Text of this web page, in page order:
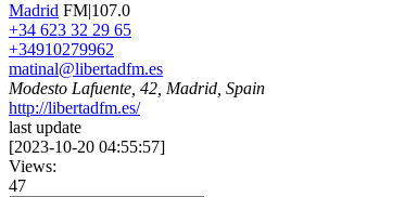
Madrid FM|107.0
+34 623 32 29 65
+34910279962
matinal@libertadfm.es
Modesto Lafuente, 42, Madrid, Spain
http://libertadfm.es/
last update
[2023-10-20 04:55:57]
Views:
47